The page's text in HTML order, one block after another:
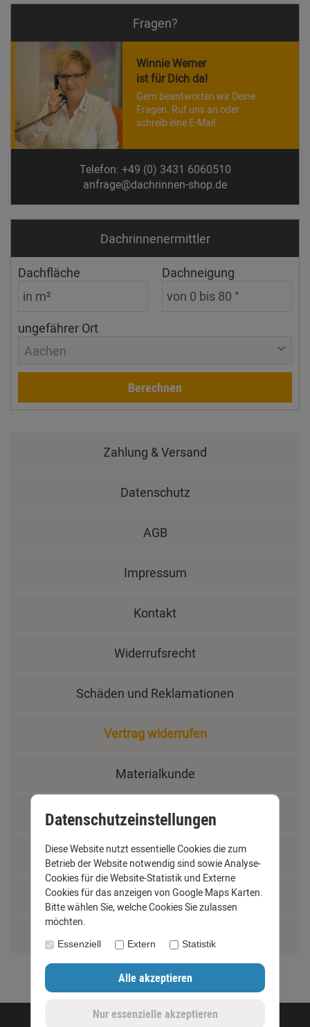
Fragen?
Winnie Werner
ist für Dich da!
Gern beantworten wir Deine
Fragen. Ruf uns an oder
schreib eine E-Mail.
Telefon: +49 (0) 3431 6060510
anfrage@dachrinnen-shop.de
Dachrinnen­ermittler
Dachfläche Dachneigung
ungefährer Ort
Aachen
Berechnen
Zahlung & Versand
Datenschutz
AGB
Impressum
Kontakt
Widerrufsrecht
Schäden und Reklamationen
Vertrag widerrufen
Materialkunde
Fachbegriffe
Jobs
Montage und Installationshilfen
Datenschutzeinstellungen
Diese Website nutzt essentielle Cookies die zum
Betrieb der Website notwendig sind sowie Analyse-
Cookies für die Website-Statistik und Externe
Cookies für das anzeigen von Google Maps Karten.
Bitte wählen Sie, welche Cookies Sie zulassen
möchten.
Essenziell Extern Statistik